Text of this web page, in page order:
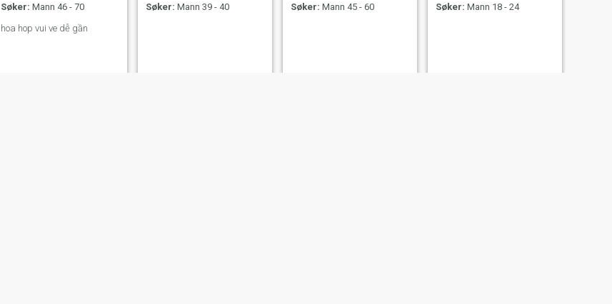
Søker: Mann 46 - 70
hoa hop vui ve dễ gần
Søker: Mann 39 - 40
Søker: Mann 45 - 60
Søker: Mann 18 - 24